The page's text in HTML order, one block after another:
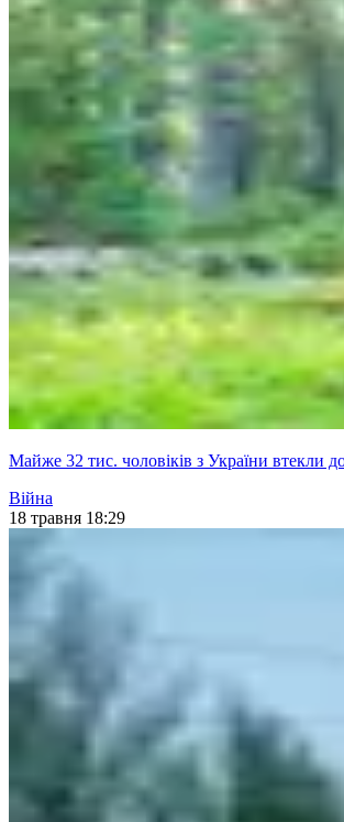
Майже 32 тис. чоловіків з України втекли
Війна
18 травня 18:29